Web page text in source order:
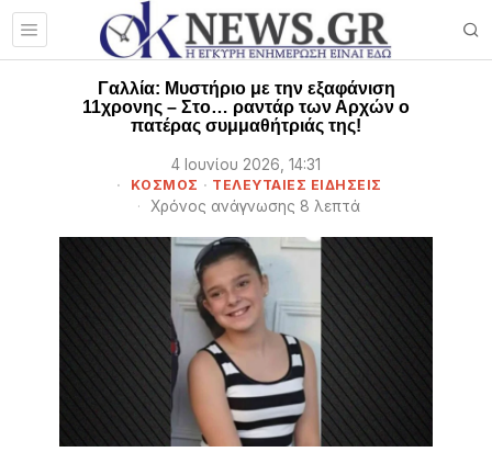
Γαλλία: Μυστήριο με την εξαφάνιση
11χρονης – Στο… ραντάρ των Αρχών ο
πατέρας συμμαθήτριάς της!
4 Ιουνίου 2026, 14:31
ΚΟΣΜΟΣ · ΤΕΛΕΥΤΑΙΕΣ ΕΙΔΗΣΕΙΣ
Χρόνος ανάγνωσης 8 λεπτά